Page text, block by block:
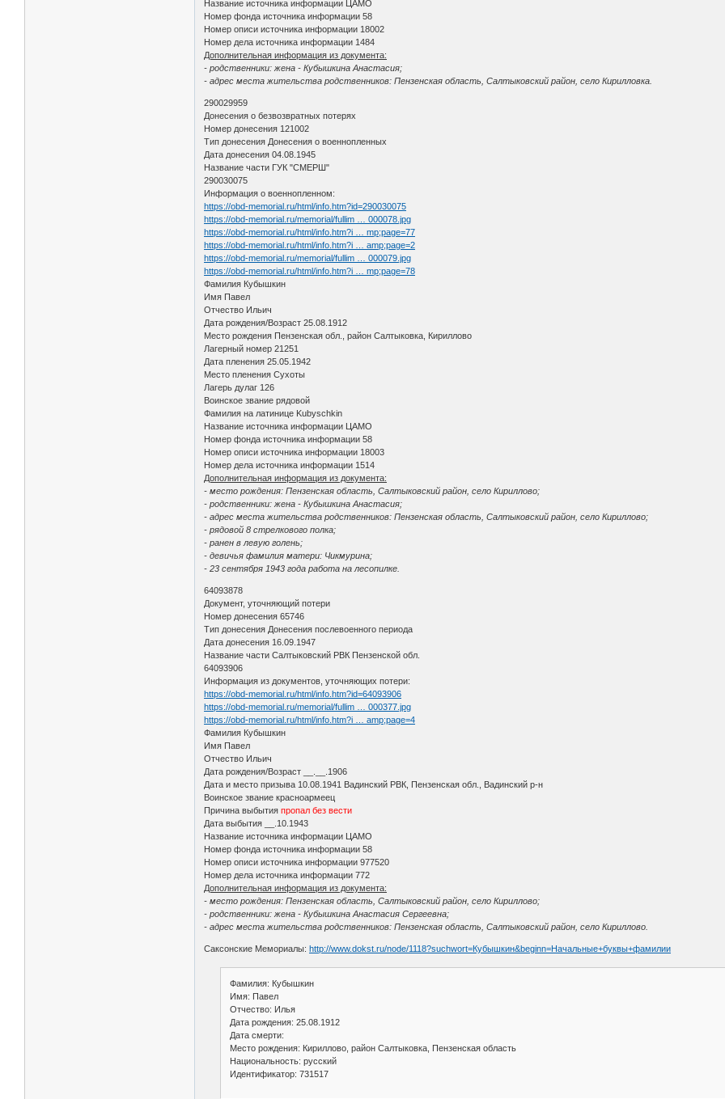
Название источника информации ЦАМО
Номер фонда источника информации 58
Номер описи источника информации 18002
Номер дела источника информации 1484
Дополнительная информация из документа:
- родственники: жена - Кубышкина Анастасия;
- адрес места жительства родственников: Пензенская область, Салтыковский район, село Кирилловка.
290029959
Донесения о безвозвратных потерях
Номер донесения 121002
Тип донесения Донесения о военнопленных
Дата донесения 04.08.1945
Название части ГУК "СМЕРШ"
290030075
Информация о военнопленном:
https://obd-memorial.ru/html/info.htm?id=290030075
https://obd-memorial.ru/memorial/fullim … 000078.jpg
https://obd-memorial.ru/html/info.htm?i … mp;page=77
https://obd-memorial.ru/html/info.htm?i … amp;page=2
https://obd-memorial.ru/memorial/fullim … 000079.jpg
https://obd-memorial.ru/html/info.htm?i … mp;page=78
Фамилия Кубышкин
Имя Павел
Отчество Ильич
Дата рождения/Возраст 25.08.1912
Место рождения Пензенская обл., район Салтыковка, Кириллово
Лагерный номер 21251
Дата пленения 25.05.1942
Место пленения Сухоты
Лагерь дулаг 126
Воинское звание рядовой
Фамилия на латинице Kubyschkin
Название источника информации ЦАМО
Номер фонда источника информации 58
Номер описи источника информации 18003
Номер дела источника информации 1514
Дополнительная информация из документа:
- место рождения: Пензенская область, Салтыковский район, село Кириллово;
- родственники: жена - Кубышкина Анастасия;
- адрес места жительства родственников: Пензенская область, Салтыковский район, село Кириллово;
- рядовой 8 стрелкового полка;
- ранен в левую голень;
- девичья фамилия матери: Чикмурина;
- 23 сентября 1943 года работа на лесопилке.
64093878
Документ, уточняющий потери
Номер донесения 65746
Тип донесения Донесения послевоенного периода
Дата донесения 16.09.1947
Название части Салтыковский РВК Пензенской обл.
64093906
Информация из документов, уточняющих потери:
https://obd-memorial.ru/html/info.htm?id=64093906
https://obd-memorial.ru/memorial/fullim … 000377.jpg
https://obd-memorial.ru/html/info.htm?i … amp;page=4
Фамилия Кубышкин
Имя Павел
Отчество Ильич
Дата рождения/Возраст __.__.1906
Дата и место призыва 10.08.1941 Вадинский РВК, Пензенская обл., Вадинский р-н
Воинское звание красноармеец
Причина выбытияпропал без вести
Дата выбытия __.10.1943
Название источника информации ЦАМО
Номер фонда источника информации 58
Номер описи источника информации 977520
Номер дела источника информации 772
Дополнительная информация из документа:
- место рождения: Пензенская область, Салтыковский район, село Кириллово;
- родственники: жена - Кубышкина Анастасия Сергеевна;
- адрес места жительства родственников: Пензенская область, Салтыковский район, село Кириллово.
Саксонские Мемориалы:http://www.dokst.ru/node/1118?suchwort=Кубышкин&beginn=Начальные+буквы+фамилии
Фамилия: Кубышкин
Имя: Павел
Отчество: Илья
Дата рождения: 25.08.1912
Дата смерти:
Место рождения: Кириллово, район Салтыковка, Пензенская область
Национальность: русский
Идентификатор: 731517